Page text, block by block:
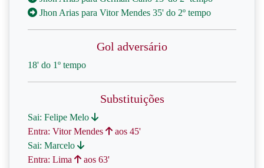
Jhon Arias para Vitor Mendes 35' do 2º tempo
Gol adversário
18' do 1º tempo
Substituições
Sai: Felipe Melo
Entra: Vitor Mendes
aos 45'
Sai: Marcelo
Entra: Lima
aos 63'